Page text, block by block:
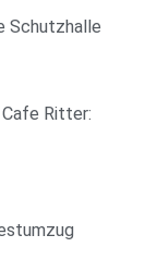
Schutzhalle
Ritter: